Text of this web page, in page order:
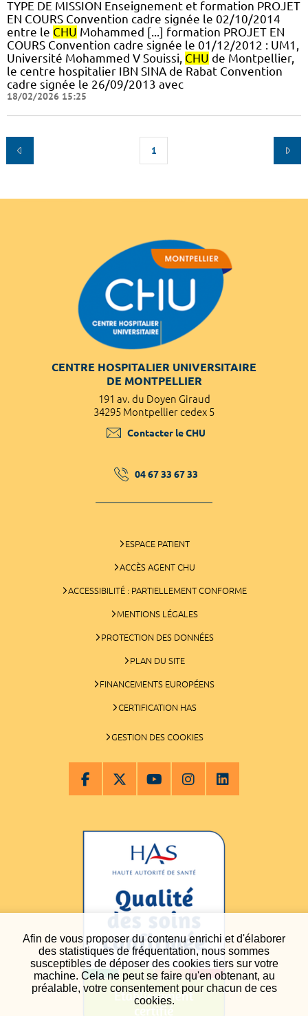
Afin de vous proposer du contenu enrichi et d'élaborer
des statistiques de fréquentation, nous sommes
susceptibles de déposer des cookies tiers sur votre
machine. Cela ne peut se faire qu'en obtenant, au
préalable, votre consentement pour chacun de ces
cookies.
TYPE DE MISSION Enseignement et formation PROJET
EN COURS Convention cadre signée le 02/10/2014
entre le CHU Mohammed [...] formation PROJET EN
COURS Convention cadre signée le 01/12/2012 : UM1,
Université Mohammed V Souissi, CHU de Montpellier,
le centre hospitalier IBN SINA de Rabat Convention
cadre signée le 26/09/2013 avec
18/02/2026 15:25
1
CENTRE HOSPITALIER UNIVERSITAIRE
DE MONTPELLIER
191 av. du Doyen Giraud
34295 Montpellier cedex 5
Contacter le CHU
04 67 33 67 33
ESPACE PATIENT
ACCÈS AGENT CHU
ACCESSIBILITÉ : PARTIELLEMENT CONFORME
MENTIONS LÉGALES
PROTECTION DES DONNÉES
PLAN DU SITE
FINANCEMENTS EUROPÉENS
CERTIFICATION HAS
GESTION DES COOKIES